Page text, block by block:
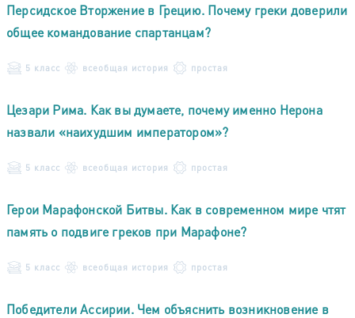
Персидское Вторжение в Грецию. Почему греки доверили
общее командование спартанцам?
5 класс всеобщая история простая
Цезари Рима. Как вы думаете, почему именно Нерона
назвали «наихудшим императором»?
5 класс всеобщая история простая
Герои Марафонской Битвы. Как в современном мире чтят
память о подвиге греков при Марафоне?
5 класс всеобщая история простая
Победители Ассирии. Чем объяснить возникновение в